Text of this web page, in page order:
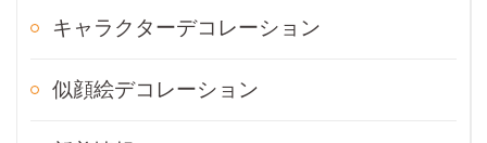
キャラクターデコレーション
似顔絵デコレーション